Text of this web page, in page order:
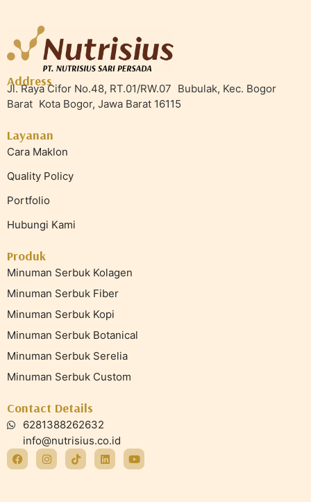
Address
Jl. Raya Cifor No.48, RT.01/RW.07 Bubulak, Kec. Bogor
Barat Kota Bogor, Jawa Barat 16115
Layanan
Cara Maklon
Quality Policy
Portfolio
Hubungi Kami
Produk
Minuman Serbuk Kolagen
Minuman Serbuk Fiber
Minuman Serbuk Kopi
Minuman Serbuk Botanical
Minuman Serbuk Serelia
Minuman Serbuk Custom
Contact Details
6281388262632
info@nutrisius.co.id